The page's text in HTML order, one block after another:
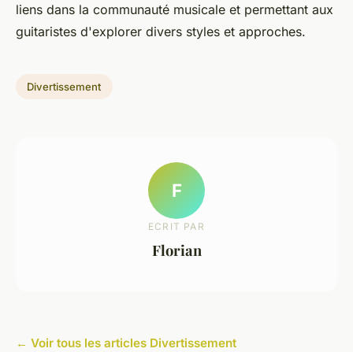
liens dans la communauté musicale et permettant aux
guitaristes d'explorer divers styles et approches.
Divertissement
F
ECRIT PAR
Florian
← Voir tous les articles Divertissement